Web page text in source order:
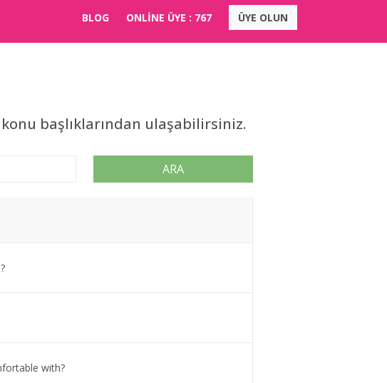
BLOG ONLİNE ÜYE : 767 ÜYE OLUN
başlıklarından ulaşabilirsiniz.
ARA
with?